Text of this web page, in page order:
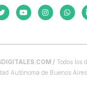
/ Todos los
Autónoma de Buenos